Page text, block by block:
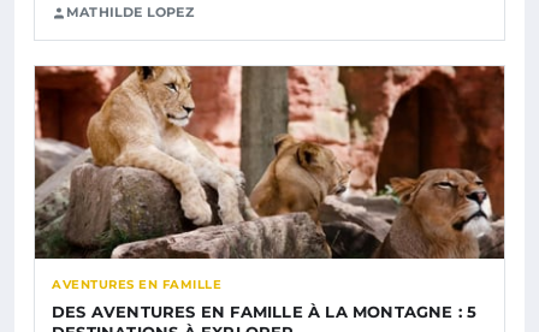
MATHILDE LOPEZ
AVENTURES EN FAMILLE
DES AVENTURES EN FAMILLE À LA MONTAGNE : 5